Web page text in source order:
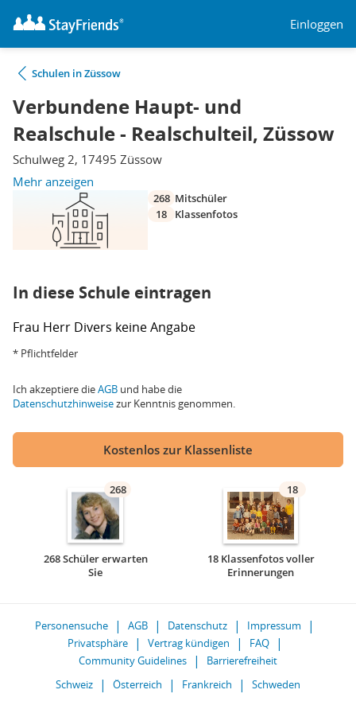
Einloggen
Schulen in Züssow
Verbundene Haupt- und
Realschule - Realschulteil, Züssow
Schulweg 2, 17495 Züssow
Mehr anzeigen
268 Mitschüler
18
Klassenfotos
In diese Schule eintragen
Frau Herr Divers keine Angabe
* Pflichtfelder
Ich akzeptiere dieAGB und habe die
Datenschutzhinweisezur Kenntnis genommen.
Kostenlos zur Klassenliste
268
268 Schüler erwarten
Sie
18
18 Klassenfotos voller
Erinnerungen
Personensuche AGB Datenschutz
Impressum
Privatsphäre
Vertrag kündigen
FAQ
Community Guidelines
Barrierefreiheit
Schweiz
Österreich Frankreich Schweden